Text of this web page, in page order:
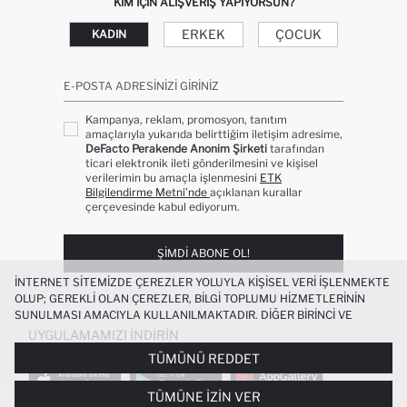
%100 PAMUK REGULAR FIT BASIC KISA
KADIN ERKEK ÇOCUK
E-POSTA ADRESINIZI GIRINIZ
Kampanya, reklam, promosyon, tanıtım
amaçlarıyla yukarıda belirttiğim iletişim adresime,
DeFacto Perakende Anonim Şirketi tarafından
ticari elektronik ileti gönderilmesini ve kişisel
verilerimin bu amaçla işlenmesini ETK
Bilgilendirme Metni’nde açıklanan kurallar
çerçevesinde kabul ediyorum.
ŞIMDI ABONE OL!
UYGULAMAMIZI İNDIRIN
İNTERNET SITEMIZDE ÇEREZLER YOLUYLA KIŞISEL VERI IŞLENMEKTE
OLUP; GEREKLI OLAN ÇEREZLER, BILGI TOPLUMU HIZMETLERININ
SUNULMASI AMACIYLA KULLANILMAKTADIR. DIĞER BIRINCI VE
ÜÇÜNCÜ TARAF ÇEREZLER ISE SIZE DAHA IYI BIR ALIŞVERIŞ
DENEYIMI SUNULABILMESI, SITEMIZIN DAHA IŞLEVSEL KILINMASI VE
KIŞISELLEŞTIRMESI VE AÇIK RIZA VERMENIZ HALINDE, SIZLERE
YÖNELIK PAZARLAMA FAALIYETLERININ YAPILMASI AMAÇLARIYLA
SINIRLI OLARAK KULLANILACAKTIR. ÇEREZLERE DAIR TERCIHLERINIZI
TÜMÜNÜ REDDET
TÜMÜNE İZIN VER